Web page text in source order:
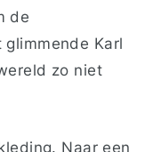
de
Karl
zo niet
Naar een